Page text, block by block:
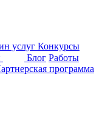
услуг Конкурсы
Блог Работы
программа